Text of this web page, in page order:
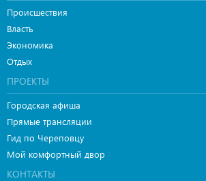
Происшествия
Власть
Экономика
Отдых
ПРОЕКТЫ
Городская афиша
Прямые трансляции
Гид по Череповцу
Мой комфортный двор
КОНТАКТЫ